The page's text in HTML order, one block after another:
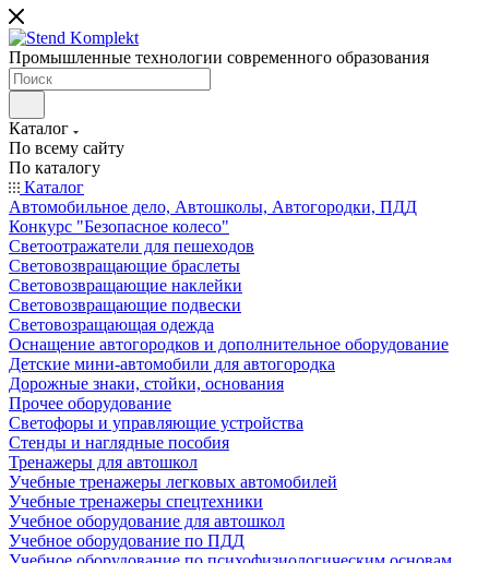
Промышленные технологии современного образования
Каталог
По всему сайту
По каталогу
Каталог
Автомобильное дело, Автошколы, Автогородки, ПДД
Конкурс "Безопасное колесо"
Светоотражатели для пешеходов
Световозвращающие браслеты
Световозвращающие наклейки
Световозвращающие подвески
Световозращающая одежда
Оснащение автогородков и дополнительное оборудование
Детские мини-автомобили для автогородка
Дорожные знаки, стойки, основания
Прочее оборудование
Светофоры и управляющие устройства
Стенды и наглядные пособия
Тренажеры для автошкол
Учебные тренажеры легковых автомобилей
Учебные тренажеры спецтехники
Учебное оборудование для автошкол
Учебное оборудование по ПДД